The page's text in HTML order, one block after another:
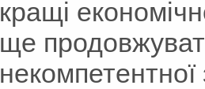
кращі
ще
некомпетентної